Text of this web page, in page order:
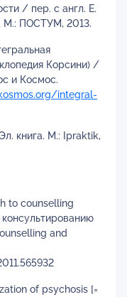
/ пер. с англ. Е.
М.: ПОСТУМ, 2013.
Корсини) /
и Космос.
integral-
книга. М.: Ipraktik,
to counselling
and
of psychosis [=